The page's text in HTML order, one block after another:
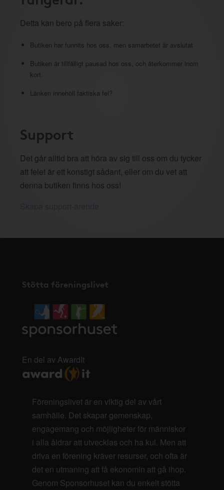
Detta kan bero på flera saker:
Butiken har funnits hos oss, men samarbetet är avslutat
Butiken är tillfälligt pausad hos oss, och återkommer inom
kort.
Länken innehöll faktiska fel?
Support
Det går alltid bra att höra av sig till oss om du tycker
att felet är ett konstigt sådant, eller om du vet att
denna butiken finns hos oss!
Stötta föreningslivet
En del av AwardIt
Föreningslivet är en viktig del av vårt
samhälle. Det skapar gemenskap,
engagemang och möjligheter för människor
i alla åldrar att utvecklas och ha kul. Men att
driva en förening kräver resurser, och ofta är
det en utmaning att få ekonomin att gå ihop.
Genom Sponsorhuset kan du enkelt stötta